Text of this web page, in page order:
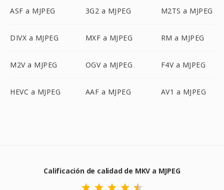
ASF a MJPEG 3G2 a MJPEG M2TS a MJPEG
DIVX a MJPEG MXF a MJPEG RM a MJPEG
M2V a MJPEG OGV a MJPEG F4V a MJPEG
HEVC a MJPEG AAF a MJPEG AV1 a MJPEG
Calificación de calidad de MKV a MJPEG